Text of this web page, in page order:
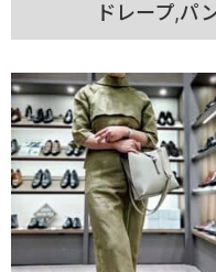
ドレープ,パ